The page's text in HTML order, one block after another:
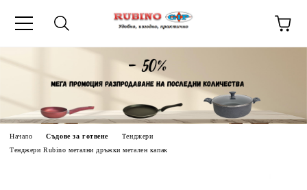
Начало Съдове за готвене
Тенджери
Тенджери Rubino метални дръжки метален капак